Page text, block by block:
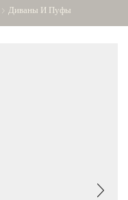
Диваны И Пуфы